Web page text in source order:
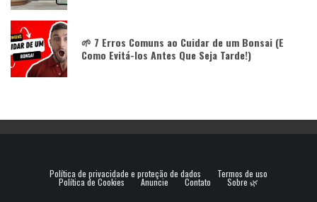
🌱 7 Erros Comuns ao Cuidar de um Bonsai (E
Como Evitá-los Antes Que Seja Tarde!)
Política de privacidade e proteção de dados Termos de uso
Política de Cookies Anuncie Contato Sobre 🌿